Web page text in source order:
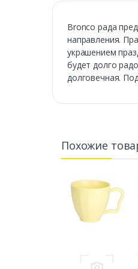
Bronco рада
направления.
украшением
будет долго
долговечная.
Похожие